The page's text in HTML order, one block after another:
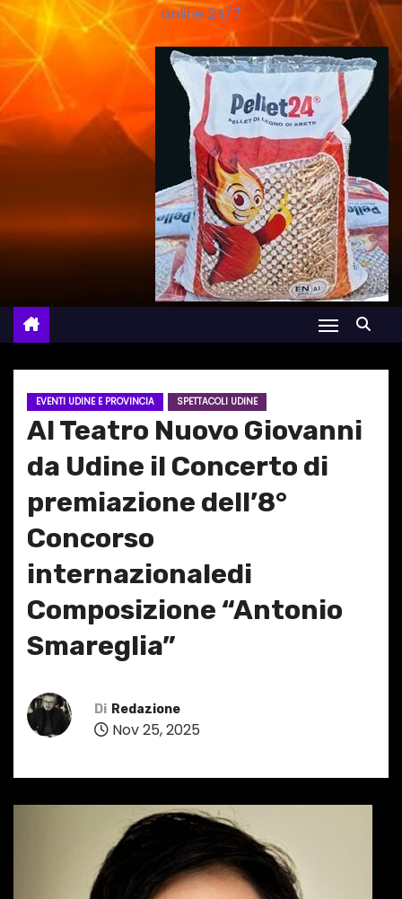
online 24/7
EVENTI UDINE E PROVINCIA SPETTACOLI UDINE
Al Teatro Nuovo Giovanni
da Udine il Concerto di
premiazione dell’8°
Concorso
internazionaledi
Composizione “Antonio
Smareglia”
Di Redazione
Nov 25, 2025